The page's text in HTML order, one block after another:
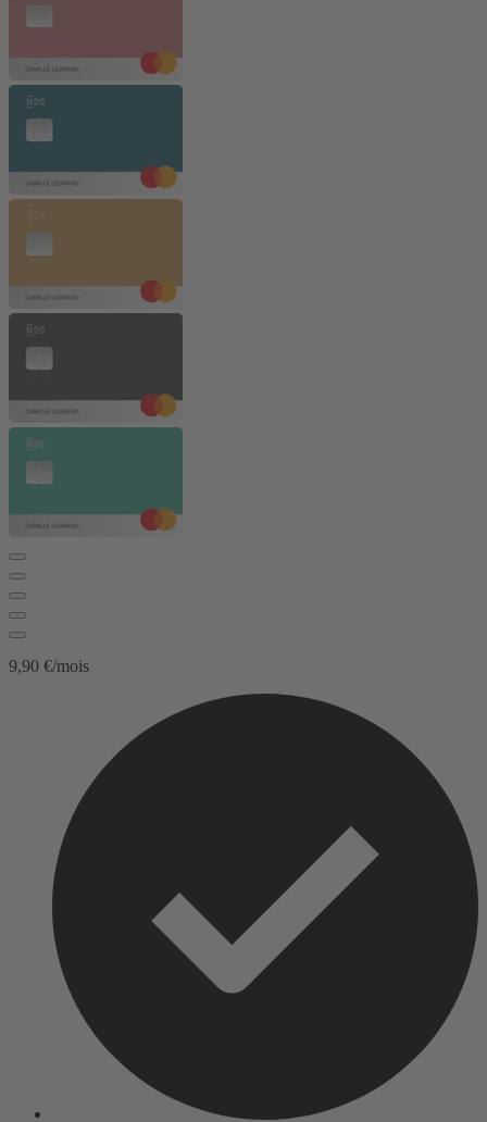
9,90 €/mois